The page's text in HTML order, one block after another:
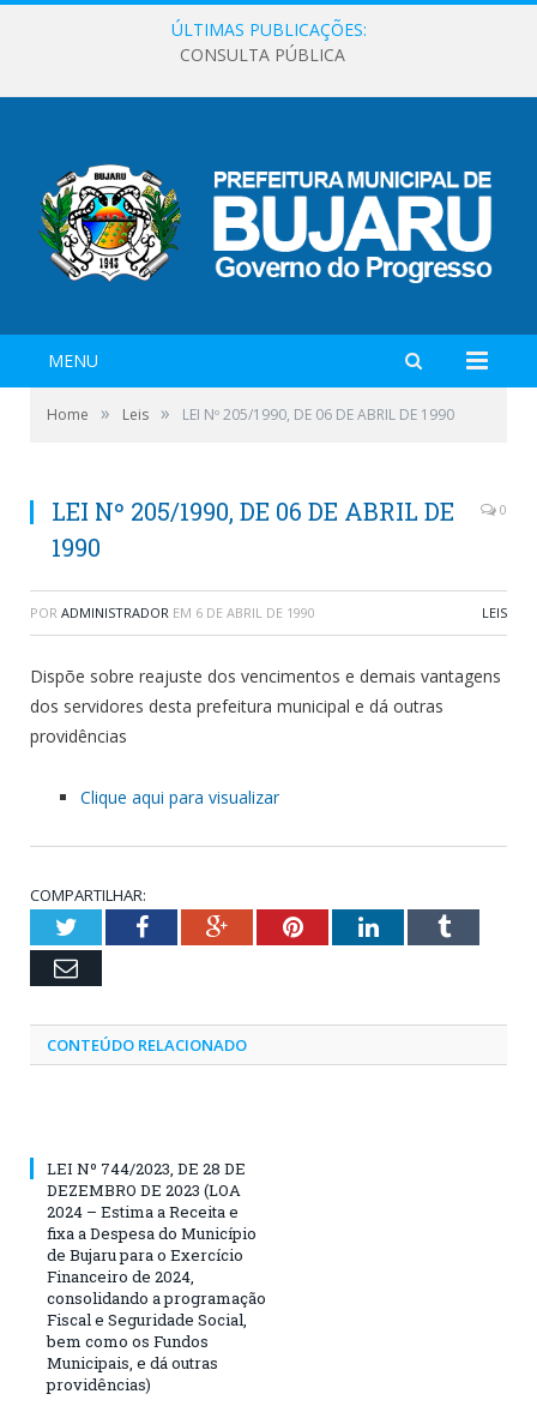
ÚLTIMAS PUBLICAÇÕES:
CONSULTA PÚBLICA
MENU
Home » Leis » LEI Nº 205/1990, DE 06 DE ABRIL DE 1990
LEI Nº 205/1990, DE 06 DE ABRIL DE
1990
0
POR ADMINISTRADOR EM 6 DE ABRIL DE 1990 LEIS
Dispõe sobre reajuste dos vencimentos e demais vantagens
dos servidores desta prefeitura municipal e dá outras
providências
Clique aqui para visualizar
COMPARTILHAR:
TwitterFacebookGoogle+PinterestLinkedInTumblr
Email
CONTEÚDO RELACIONADO
LEI Nº 744/2023, DE 28 DE
DEZEMBRO DE 2023 (LOA
2024 – Estima a Receita e
fixa a Despesa do Município
de Bujaru para o Exercício
Financeiro de 2024,
consolidando a programação
Fiscal e Seguridade Social,
bem como os Fundos
Municipais, e dá outras
providências)